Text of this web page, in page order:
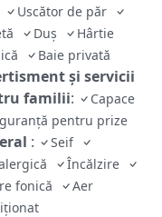
Uscător de păr
Duş
Hârtie
Baie privată
și servicii
familii:
Capace
pentru prize
:
Seif
Încălzire
fonică
Aer